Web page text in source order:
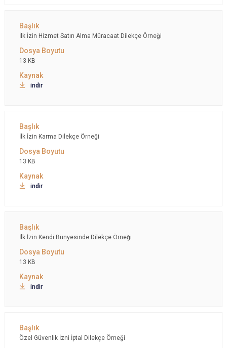
İlk İzin Hizmet Satın Alma Müracaat Dilekçe Örneği
13 KB
indir
İlk İzin Karma Dilekçe Örneği
13 KB
indir
İlk İzin Kendi Bünyesinde Dilekçe Örneği
13 KB
indir
Özel Güvenlik İzni İptal Dilekçe Örneği